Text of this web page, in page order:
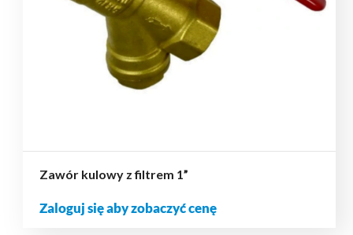
Zawór kulowy z filtrem 1”
Zaloguj się aby zobaczyć cenę